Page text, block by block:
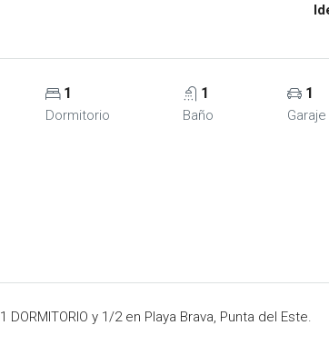
1
Dormitorio
1
Baño
1
Garaje
y 1/2 en Playa Brava, Punta del Este.